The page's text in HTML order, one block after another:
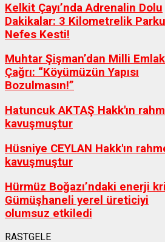
Kelkit Çayı’nda Adrenalin Dolu
Dakikalar: 3 Kilometrelik
Nefes Kesti!
Muhtar Şişman’dan Milli
Çağrı: “Köyümüzün Yapısı
Bozulmasın!”
Hatuncuk AKTAŞ Hakk'ın
kavuşmuştur
Hüsniye CEYLAN Hakk'ın
kavuşmuştur
Hürmüz Boğazı’ndaki enerji
Gümüşhaneli yerel üreticiyi
olumsuz etkiledi
RASTGELE